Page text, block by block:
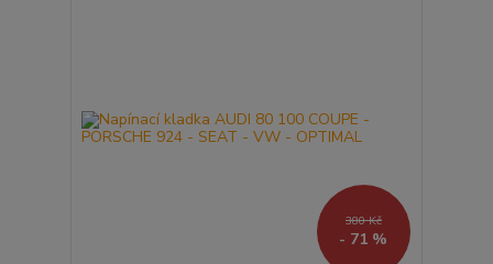
380 Kč
- 71 %